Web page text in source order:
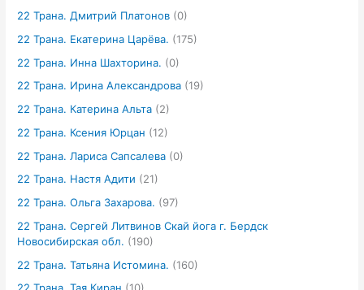
22 Трана. Дмитрий Платонов (0)
22 Трана. Екатерина Царёва. (175)
22 Трана. Инна Шахторина. (0)
22 Трана. Ирина Александрова (19)
22 Трана. Катерина Альта (2)
22 Трана. Ксения Юрцан (12)
22 Трана. Лариса Сапсалева (0)
22 Трана. Настя Адити (21)
22 Трана. Ольга Захарова. (97)
22 Трана. Сергей Литвинов Скай йога г. Бердск
Новосибирская обл. (190)
22 Трана. Татьяна Истомина. (160)